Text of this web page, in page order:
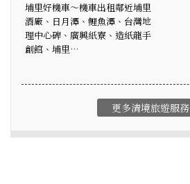
埔里好機車～機車出租鄰近埔里
酒廠、日月潭、鯉魚潭、台灣地
理中心碑、廣興紙寮、造紙龍手
創館、埔里…
更多清境旅遊服務